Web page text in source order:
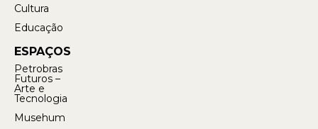
Cultura
Educação
ESPAÇOS
Petrobras
Futuros –
Arte e
Tecnologia
Musehum